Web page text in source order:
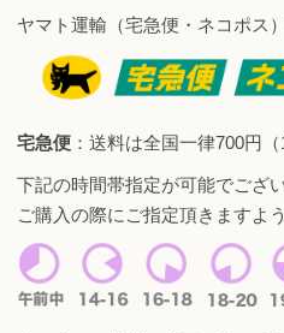
ヤマト運輸（宅急便・ネコポス
宅急便：送料は全国一律700円（
下記の時間帯指定が可能でござい
ご購入の際にご指定頂きますよ